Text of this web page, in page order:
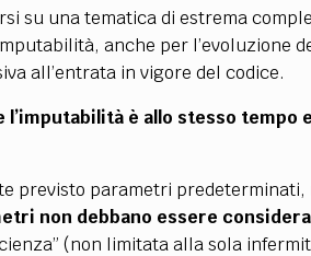
su una tematica di estrema
anche per l’evoluzione
all’entrata in vigore del codice.
è allo stesso tempo
previsto parametri predeterminati,
non debbano essere
(non limitata alla sola